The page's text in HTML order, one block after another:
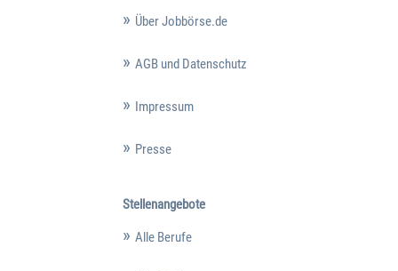
Über Jobbörse.de
AGB und Datenschutz
Impressum
Presse
Stellenangebote
Alle Berufe